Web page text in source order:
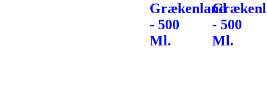
Grækenland
- 500
Ml.
- 500
Ml.